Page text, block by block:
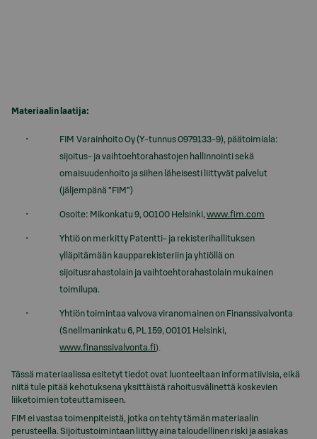
Materiaalin laatija:
FIM Varainhoito Oy (Y-tunnus 0979133-9), päätoimiala:
sijoitus- ja vaihtoehtorahastojen hallinnointi sekä
omaisuudenhoito ja siihen läheisesti liittyvät palvelut
(jäljempänä ”FIM”)
Osoite: Mikonkatu 9, 00100 Helsinki, www.fim.com
Yhtiö on merkitty Patentti- ja rekisterihallituksen
ylläpitämään kaupparekisteriin ja yhtiöllä on
sijoitusrahastolain ja vaihtoehtorahastolain mukainen
toimilupa.
Yhtiön toimintaa valvova viranomainen on Finanssivalvonta
(Snellmaninkatu 6, PL 159, 00101 Helsinki,
www.finanssivalvonta.fi).
Tässä materiaalissa esitetyt tiedot ovat luonteeltaan informatiivisia, eikä
niitä tule pitää kehotuksena yksittäistä rahoitusvälinettä koskevien
liiketoimien toteuttamiseen.
FIM ei vastaa toimenpiteistä, jotka on tehty tämän materiaalin
perusteella. Sijoitustoimintaan liittyy aina taloudellinen riski ja asiakas